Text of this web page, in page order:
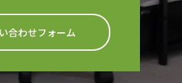
合わせフォーム